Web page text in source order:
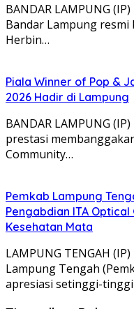
BANDAR LAMPUNG
Bandar Lampung resmi
Herbin…
Piala Winner of Pop &
2026 Hadir di Lampung
BANDAR LAMPUNG
prestasi
Community…
Pemkab Lampung
Pengabdian ITA
Kesehatan Mata
LAMPUNG TENGAH
Lampung Tengah
apresiasi setinggi-